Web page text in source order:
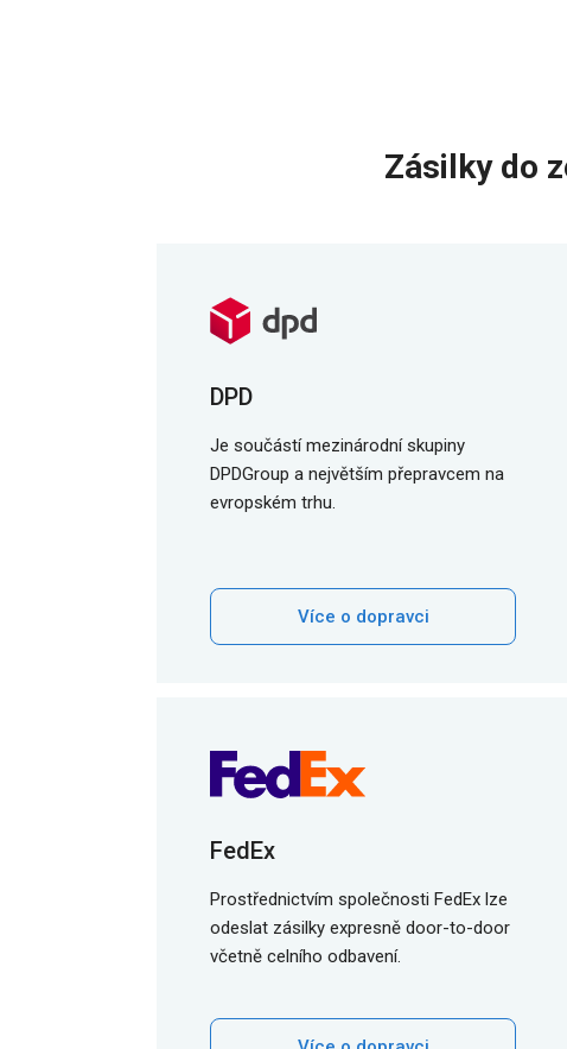
Zásilky do
DPD
Je součástí mezinárodní skupiny
DPDGroup a největším přepravcem na
evropském trhu.
Více o dopravci
FedEx
Prostřednictvím společnosti FedEx lze
odeslat zásilky expresně door-to-door
včetně celního odbavení.